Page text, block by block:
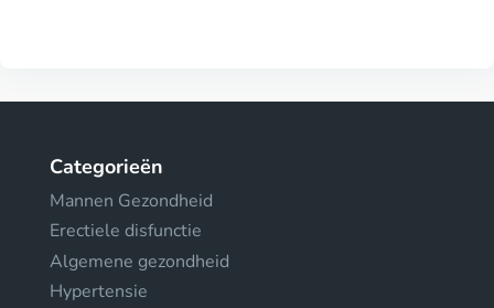
Categorieën
Mannen Gezondheid
Erectiele disfunctie
Algemene gezondheid
Hypertensie